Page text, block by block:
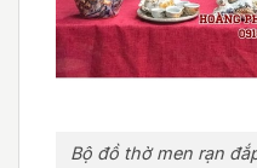
Bộ đồ thờ men rạn